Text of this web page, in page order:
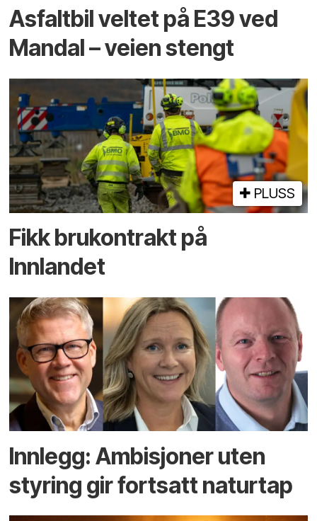
Asfaltbil veltet på E39 ved
Mandal – veien stengt
PLUSS
Fikk brukontrakt på
Innlandet
Innlegg: Ambisjoner uten
styring gir fortsatt naturtap